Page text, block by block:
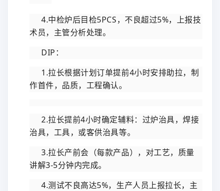
4.中检炉后目检5PCS，不良超过5%，上报技
术员，主管分析处理。
DIP：
1.拉长根据计划订单提前4小时安排助拉，制
作首件，品质，工程确认。
2.拉长提前4小时确定辅料：过炉治具，焊接
治具，工具，或客供治具等。
3.拉长产前会 （每款产品），对工艺，质量
讲解3-5分钟内完成。
4.测试不良高达5%，生产人员上报拉长，主